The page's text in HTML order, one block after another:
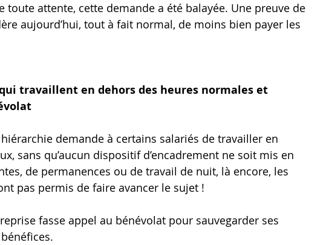
toute attente, cette demande a été balayée. Une preuve de
aujourd’hui, tout à fait normal, de moins bien payer les
travaillent en dehors des heures normales et
demande à certains salariés de travailler en
sans qu’aucun dispositif d’encadrement ne soit mis en
de permanences ou de travail de nuit, là encore, les
pas permis de faire avancer le sujet !
fasse appel au bénévolat pour sauvegarder ses